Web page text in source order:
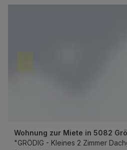
Wohnung zur Miete in 5082
"GRÖDIG - Kleines 2 Zimmer